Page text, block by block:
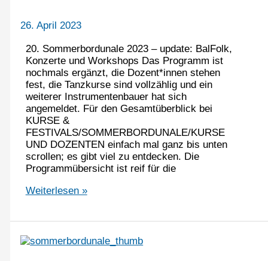
26. April 2023
20. Sommerbordunale 2023 – update: BalFolk,
Konzerte und Workshops Das Programm ist
nochmals ergänzt, die Dozent*innen stehen
fest, die Tanzkurse sind vollzählig und ein
weiterer Instrumentenbauer hat sich
angemeldet. Für den Gesamtüberblick bei
KURSE &
FESTIVALS/SOMMERBORDUNALE/KURSE
UND DOZENTEN einfach mal ganz bis unten
scrollen; es gibt viel zu entdecken. Die
Programmübersicht ist reif für die
20.
Weiterlesen »